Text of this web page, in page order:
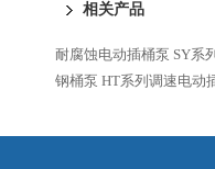
相关产品
耐腐蚀电动插桶泵 SY系
钢桶泵 HT系列调速电动